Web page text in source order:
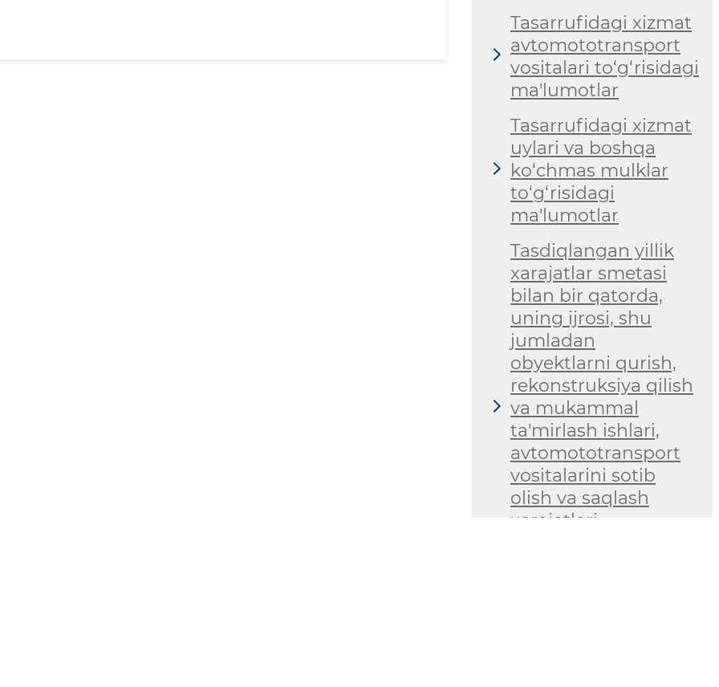
Tasarrufidagi xizmat
avtomototransport
vositalari to‘g‘risidagi
ma'lumotlar
Tasarrufidagi xizmat
uylari va boshqa
ko‘chmas mulklar
to‘g‘risidagi
ma'lumotlar
Tasdiqlangan yillik
xarajatlar smetasi
bilan bir qatorda,
uning ijrosi, shu
jumladan
obyektlarni qurish,
rekonstruksiya qilish
va mukammal
ta'mirlash ishlari,
avtomototransport
vositalarini sotib
olish va saqlash
xarajatlari